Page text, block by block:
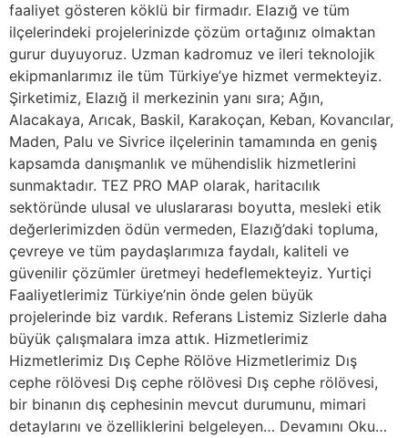
faaliyet gösteren köklü bir firmadır. Elazığ ve tüm
ilçelerindeki projelerinizde çözüm ortağınız olmaktan
gurur duyuyoruz. Uzman kadromuz ve ileri teknolojik
ekipmanlarımız ile tüm Türkiye’ye hizmet vermekteyiz.
Şirketimiz, Elazığ il merkezinin yanı sıra; Ağın,
Alacakaya, Arıcak, Baskil, Karakoçan, Keban, Kovancılar,
Maden, Palu ve Sivrice ilçelerinin tamamında en geniş
kapsamda danışmanlık ve mühendislik hizmetlerini
sunmaktadır. TEZ PRO MAP olarak, haritacılık
sektöründe ulusal ve uluslararası boyutta, mesleki etik
değerlerimizden ödün vermeden, Elazığ’daki topluma,
çevreye ve tüm paydaşlarımıza faydalı, kaliteli ve
güvenilir çözümler üretmeyi hedeflemekteyiz. Yurtiçi
Faaliyetlerimiz Türkiye’nin önde gelen büyük
projelerinde biz vardık. Referans Listemiz Sizlerle daha
büyük çalışmalara imza attık. Hizmetlerimiz
Hizmetlerimiz Dış Cephe Rölöve Hizmetlerimiz Dış
cephe rölövesi Dış cephe rölövesi Dış cephe rölövesi,
bir binanın dış cephesinin mevcut durumunu, mimari
detaylarını ve özelliklerini belgeleyen… Devamını Oku…